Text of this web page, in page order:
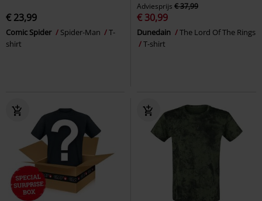
€ 23,99
Comic Spider Spider-Man
T-
shirt
Adviesprijs € 37,99
€ 30,99
Dunedain
The Lord Of The Rings
T-shirt